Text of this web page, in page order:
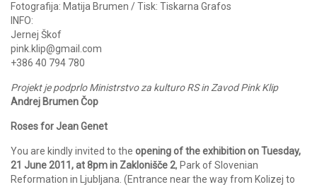
Fotografija: Matija Brumen / Tisk: Tiskarna Grafos
INFO:
Jernej Škof
pink.klip@gmail.com
+386 40 794 780
Projekt je podprlo Ministrstvo za kulturo RS in Zavod Pink Klip
Andrej Brumen Čop
Roses for Jean Genet
You are kindly invited to the opening of the exhibition on Tuesday,
21 June 2011, at 8pm in Zaklonišče 2, Park of Slovenian
Reformation in Ljubljana. (Entrance near the way from Kolizej to